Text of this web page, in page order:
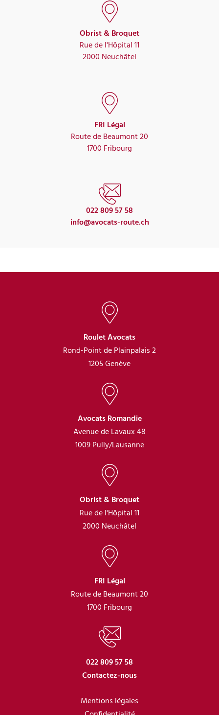
Obrist & Broquet
Rue de l'Hôpital 11
2000 Neuchâtel
FRI Légal
Route de Beaumont 20
1700 Fribourg
022 809 57 58
info@avocats-route.ch
Roulet Avocats
Rond-Point de Plainpalais 2
1205 Genève
Avocats Romandie
Avenue de Lavaux 48
1009 Pully/Lausanne
Obrist & Broquet
Rue de l'Hôpital 11
2000 Neuchâtel
FRI Légal
Route de Beaumont 20
1700 Fribourg
022 809 57 58
Contactez-nous
Mentions légales